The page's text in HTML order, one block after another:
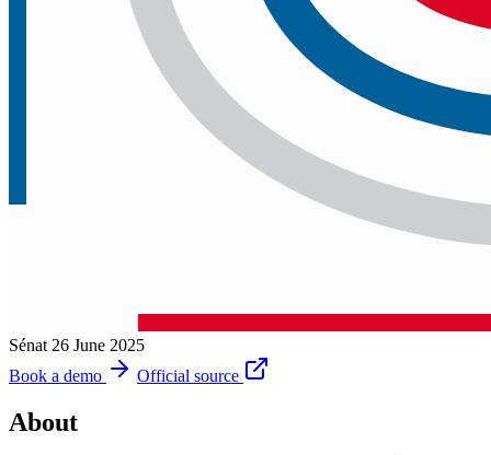
Sénat 26 June 2025
Book a demo
Official source
About